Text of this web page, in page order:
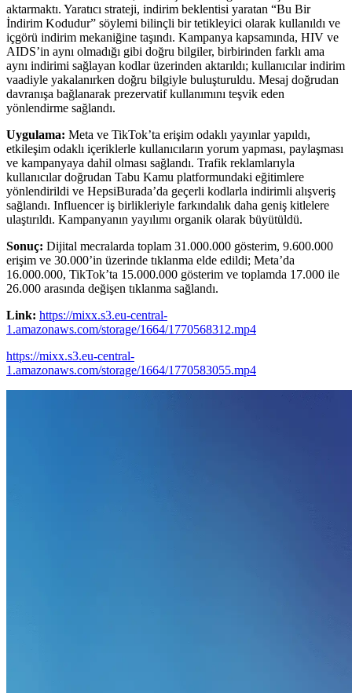
aktarmaktı. Yaratıcı strateji, indirim beklentisi yaratan “Bu Bir
İndirim Kodudur” söylemi bilinçli bir tetikleyici olarak kullanıldı ve
içgörü indirim mekaniğine taşındı. Kampanya kapsamında, HIV ve
AIDS’in aynı olmadığı gibi doğru bilgiler, birbirinden farklı ama
aynı indirimi sağlayan kodlar üzerinden aktarıldı; kullanıcılar indirim
vaadiyle yakalanırken doğru bilgiyle buluşturuldu. Mesaj doğrudan
davranışa bağlanarak prezervatif kullanımını teşvik eden
yönlendirme sağlandı.
Uygulama: Meta ve TikTok’ta erişim odaklı yayınlar yapıldı,
etkileşim odaklı içeriklerle kullanıcıların yorum yapması, paylaşması
ve kampanyaya dahil olması sağlandı. Trafik reklamlarıyla
kullanıcılar doğrudan Tabu Kamu platformundaki eğitimlere
yönlendirildi ve HepsiBurada’da geçerli kodlarla indirimli alışveriş
sağlandı. Influencer iş birlikleriyle farkındalık daha geniş kitlelere
ulaştırıldı. Kampanyanın yayılımı organik olarak büyütüldü.
Sonuç: Dijital mecralarda toplam 31.000.000 gösterim, 9.600.000
erişim ve 30.000’in üzerinde tıklanma elde edildi; Meta’da
16.000.000, TikTok’ta 15.000.000 gösterim ve toplamda 17.000 ile
26.000 arasında değişen tıklanma sağlandı.
Link: https://mixx.s3.eu-central-
1.amazonaws.com/storage/1664/1770568312.mp4
https://mixx.s3.eu-central-
1.amazonaws.com/storage/1664/1770583055.mp4